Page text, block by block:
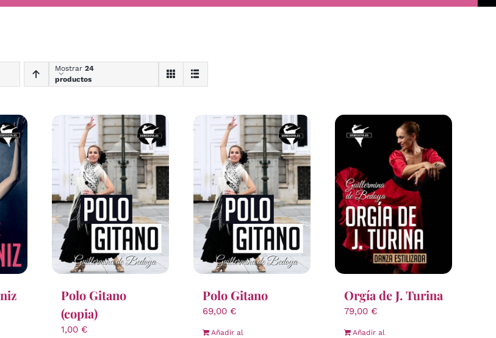
Mostrar 24
productos
Polo Gitano
(copia)
1,00 €
Polo Gitano
69,00 €
Añadir al
Orgía de J. Turina
79,00 €
Añadir al